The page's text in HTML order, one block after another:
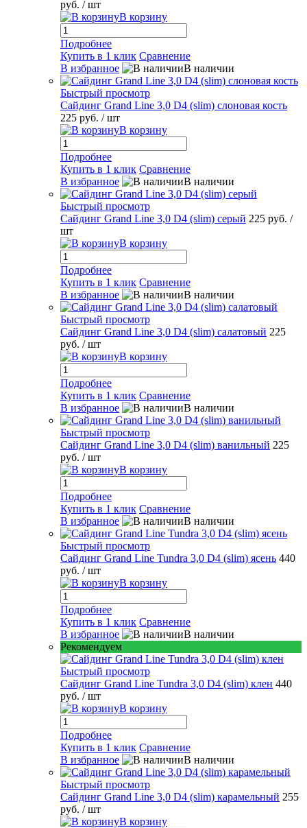
руб. / шт
В корзину
Подробнее
Купить в 1 клик Сравнение
В избранное
В наличии
Быстрый просмотр
Сайдинг Grand Line 3,0 D4 (slim) слоновая кость
225 руб. / шт
В корзину
Подробнее
Купить в 1 клик Сравнение
В избранное
В наличии
Быстрый просмотр
Сайдинг Grand Line 3,0 D4 (slim) серый 225 руб. /
шт
В корзину
Подробнее
Купить в 1 клик Сравнение
В избранное
В наличии
Быстрый просмотр
Сайдинг Grand Line 3,0 D4 (slim) салатовый 225
руб. / шт
В корзину
Подробнее
Купить в 1 клик Сравнение
В избранное
В наличии
Быстрый просмотр
Сайдинг Grand Line 3,0 D4 (slim) ванильный 225
руб. / шт
В корзину
Подробнее
Купить в 1 клик Сравнение
В избранное
В наличии
Быстрый просмотр
Сайдинг Grand Line Tundra 3,0 D4 (slim) ясень 440
руб. / шт
В корзину
Подробнее
Купить в 1 клик Сравнение
В избранное
В наличии
Рекомендуем
Быстрый просмотр
Сайдинг Grand Line Tundra 3,0 D4 (slim) клен 440
руб. / шт
В корзину
Подробнее
Купить в 1 клик Сравнение
В избранное
В наличии
Быстрый просмотр
Сайдинг Grand Line 3,0 D4 (slim) карамельный 255
руб. / шт
В корзину